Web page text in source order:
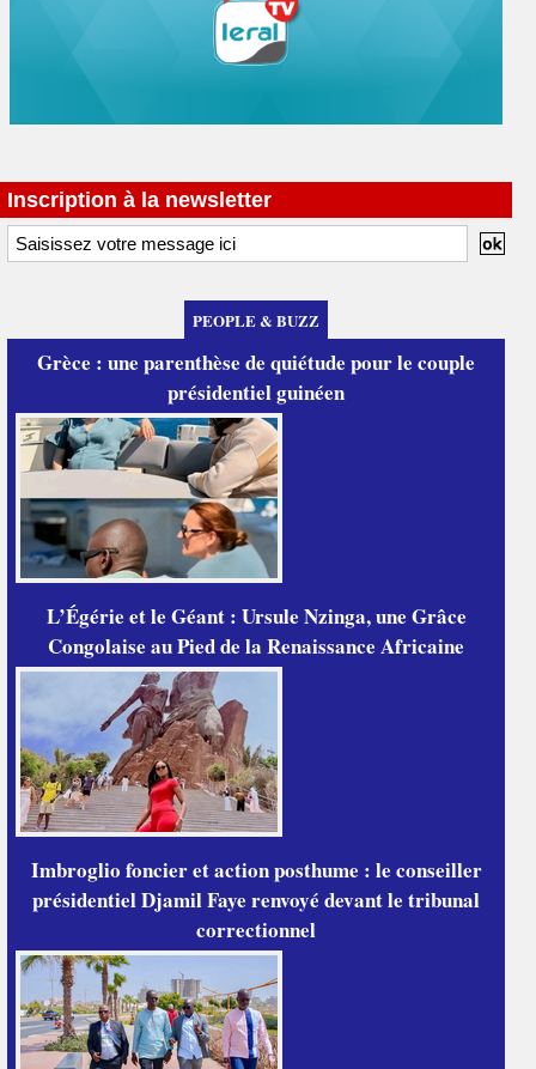
Inscription à la newsletter
PEOPLE & BUZZ
Grèce : une parenthèse de quiétude pour le couple
présidentiel guinéen
L’Égérie et le Géant : Ursule Nzinga, une Grâce
Congolaise au Pied de la Renaissance Africaine
Imbroglio foncier et action posthume : le conseiller
présidentiel Djamil Faye renvoyé devant le tribunal
correctionnel